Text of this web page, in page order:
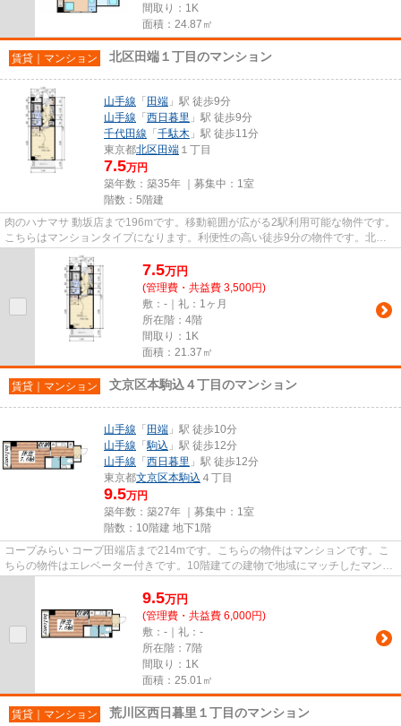
間取り：1K
面積：24.87㎡
賃貸｜マンション 北区田端１丁目のマンション
山手線 「 田端 」駅 徒歩9分
山手線 「 西日暮里 」駅 徒歩9分
千代田線 「 千駄木 」駅 徒歩11分
東京都北区 田端 １丁目
7.5万円
築年数：築35年 ｜募集中： 1室
階数：5階建
肉のハナマサ 動坂店まで196mです。移動範囲が広がる2駅利用可能な物件です。
こちらはマンションタイプになります。利便性の高い徒歩9分の物件です。北区
エリアにある賃貸情報のことな...
7.5万円
(管理費・共益費 3,500円)
敷：-｜礼：1ヶ月
所在階：4階
間取り：1K
面積：21.37㎡
賃貸｜マンション 文京区本駒込４丁目のマンション
山手線 「 田端 」駅 徒歩10分
山手線 「駒込 」駅 徒歩12分
山手線 「 西日暮里 」駅 徒歩12分
東京都文京区本駒込 ４丁目
9.5万円
築年数：築27年 ｜募集中： 1室
階数：10階建 地下1階
コープみらい コープ田端店まで214mです。こちらの物件はマンションです。こ
ちらの物件はエレベーター付きです。10階建ての建物で地域にマッチしたマンシ
9.5万円
(管理費・共益費 6,000円)
敷：-｜礼：-
所在階：7階
間取り：1K
面積：25.01㎡
賃貸｜マンション 荒川区西日暮里１丁目のマンション